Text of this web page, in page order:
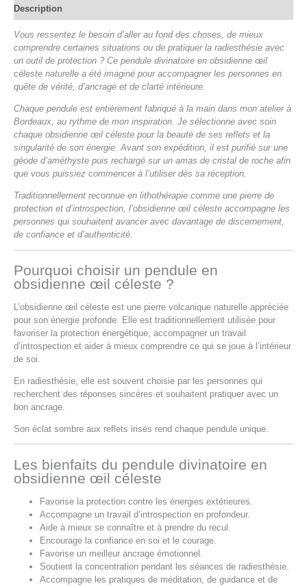
Description
Vous ressentez le besoin d’aller au fond des choses, de mieux
comprendre certaines situations ou de pratiquer la radiesthésie avec
un outil de protection ? Ce pendule divinatoire en obsidienne œil
céleste naturelle a été imaginé pour accompagner les personnes en
quête de vérité, d’ancrage et de clarté intérieure.
Chaque pendule est entièrement fabriqué à la main dans mon atelier à
Bordeaux, au rythme de mon inspiration. Je sélectionne avec soin
chaque obsidienne œil céleste pour la beauté de ses reflets et la
singularité de son énergie. Avant son expédition, il est purifié sur une
géode d’améthyste puis rechargé sur un amas de cristal de roche afin
que vous puissiez commencer à l’utiliser dès sa réception.
Traditionnellement reconnue en lithothérapie comme une pierre de
protection et d’introspection, l’obsidienne œil céleste accompagne les
personnes qui souhaitent avancer avec davantage de discernement,
de confiance et d’authenticité.
Pourquoi choisir un pendule en
obsidienne œil céleste ?
L’obsidienne œil céleste est une pierre volcanique naturelle appréciée
pour son énergie profonde. Elle est traditionnellement utilisée pour
favoriser la protection énergétique, accompagner un travail
d’introspection et aider à mieux comprendre ce qui se joue à l’intérieur
de soi.
En radiesthésie, elle est souvent choisie par les personnes qui
recherchent des réponses sincères et souhaitent pratiquer avec un
bon ancrage.
Son éclat sombre aux reflets irisés rend chaque pendule unique.
Les bienfaits du pendule divinatoire en
obsidienne œil céleste
Favorise la protection contre les énergies extérieures.
Accompagne un travail d’introspection en profondeur.
Aide à mieux se connaître et à prendre du recul.
Encourage la confiance en soi et le courage.
Favorise un meilleur ancrage émotionnel.
Soutient la concentration pendant les séances de radiesthésie.
Accompagne les pratiques de méditation, de guidance et de